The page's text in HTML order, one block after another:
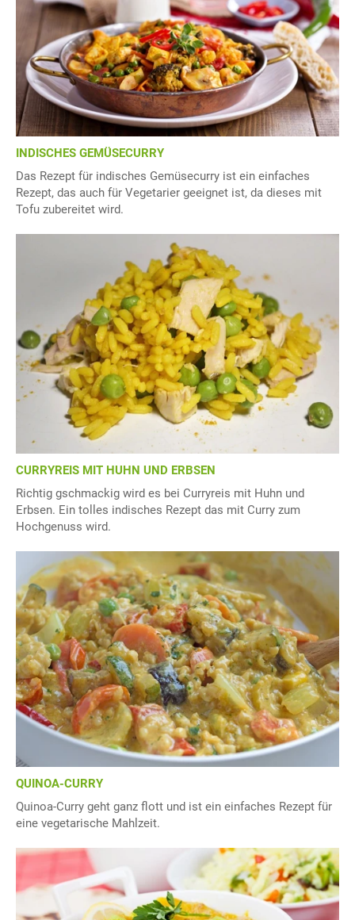
INDISCHES GEMÜSECURRY
Das Rezept für indisches Gemüsecurry ist ein einfaches
Rezept, das auch für Vegetarier geeignet ist, da dieses mit
Tofu zubereitet wird.
CURRYREIS MIT HUHN UND ERBSEN
Richtig gschmackig wird es bei Curryreis mit Huhn und
Erbsen. Ein tolles indisches Rezept das mit Curry zum
Hochgenuss wird.
QUINOA-CURRY
Quinoa-Curry geht ganz flott und ist ein einfaches Rezept für
eine vegetarische Mahlzeit.